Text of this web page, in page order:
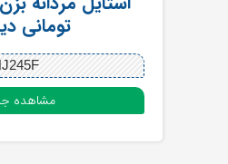
تومانی
مشاهده